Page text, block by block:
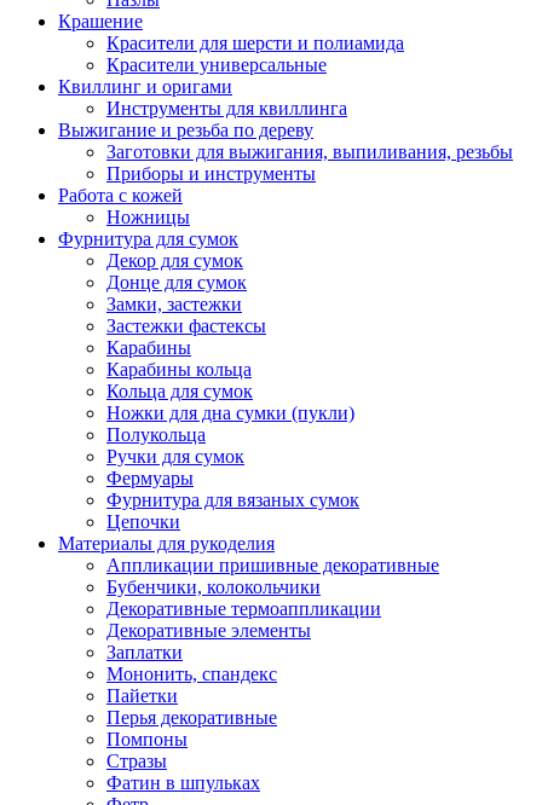
Крашение
Красители для шерсти и полиамида
Красители универсальные
Квиллинг и оригами
Инструменты для квиллинга
Выжигание и резьба по дереву
Заготовки для выжигания, выпиливания, резьбы
Приборы и инструменты
Работа с кожей
Ножницы
Фурнитура для сумок
Декор для сумок
Донце для сумок
Замки, застежки
Застежки фастексы
Карабины
Карабины кольца
Кольца для сумок
Ножки для дна сумки (пукли)
Полукольца
Ручки для сумок
Фермуары
Фурнитура для вязаных сумок
Цепочки
Материалы для рукоделия
Аппликации пришивные декоративные
Бубенчики, колокольчики
Декоративные термоаппликации
Декоративные элементы
Заплатки
Мононить, спандекс
Пайетки
Перья декоративные
Помпоны
Стразы
Фатин в шпульках